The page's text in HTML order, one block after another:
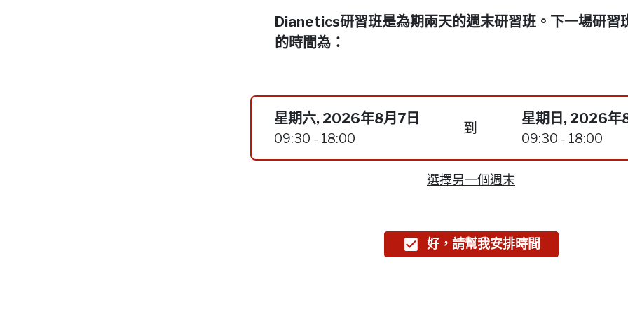
Dianetics研習班是為期兩天的週末研習班。下一場研習
的時間為：
星期六, 2026年8月7日
09:30 - 18:00
到
星期日, 2026年
09:30 - 18:00
選擇另一個週末
好，請幫我安排時間